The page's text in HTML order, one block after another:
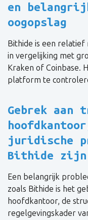
en
oogopslag
Bithide is een relatief
in vergelijking met
Kraken of Coinbase.
platform te
Gebrek aan
juridische
Bithide
Een belangrijk
zoals Bithide is het
hoofdkantoor, de
regelgevingskader